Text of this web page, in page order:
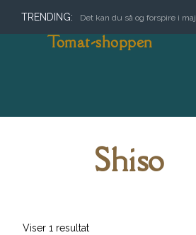
TRENDING: Det kan du så og forspire i maj
Tomat-shoppen
Shiso
Viser 1 resultat